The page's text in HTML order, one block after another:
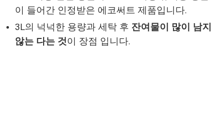
이 들어간 인정받은 에코써트 제품입니다.
3L의 넉넉한 용량과 세탁 후 잔여물이 많이 남지
않는 다는 것이 장점 입니다.